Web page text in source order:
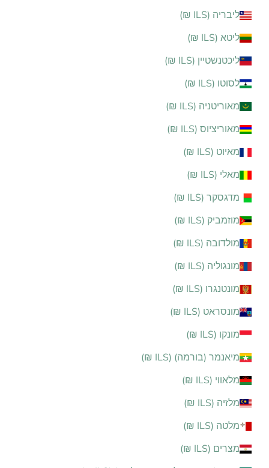
ליבריה (ILS ₪)
ליטא (ILS ₪)
ליכטנשטיין (ILS ₪)
לסוטו (ILS ₪)
מאוריטניה (ILS ₪)
מאוריציוס (ILS ₪)
מאיוט (ILS ₪)
מאלי (ILS ₪)
מדגסקר (ILS ₪)
מוזמביק (ILS ₪)
מולדובה (ILS ₪)
מונגוליה (ILS ₪)
מונטנגרו (ILS ₪)
מונסראט (ILS ₪)
מונקו (ILS ₪)
מיאנמר (בורמה) (ILS ₪)
מלאווי (ILS ₪)
מלזיה (ILS ₪)
מלטה (ILS ₪)
מצרים (ILS ₪)